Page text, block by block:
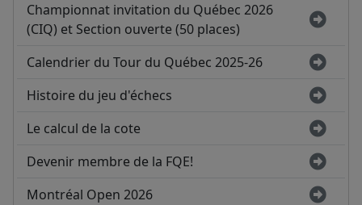
Championnat invitation du Québec 2026
(CIQ) et Section ouverte (50 places)
Calendrier du Tour du Québec 2025-26
Histoire du jeu d'échecs
Le calcul de la cote
Devenir membre de la FQE!
Montréal Open 2026